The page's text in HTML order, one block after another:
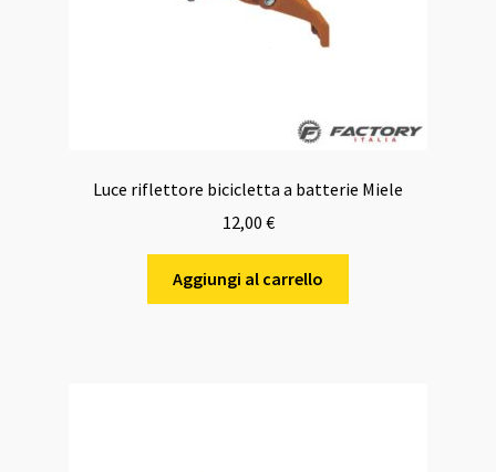
Luce riflettore bicicletta a batterie Miele
12,00 €
Aggiungi al carrello